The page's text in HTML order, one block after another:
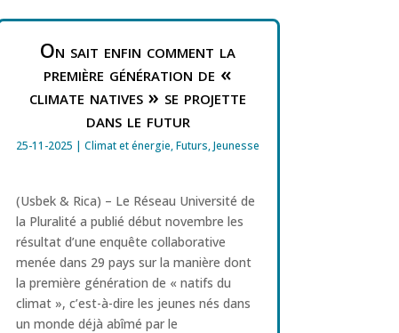
On sait enfin comment la
première génération de «
climate natives » se projette
dans le futur
25-11-2025 | Climat et énergie,Futurs,Jeunesse
(Usbek & Rica) – Le Réseau Université de
la Pluralité a publié début novembre les
résultat d’une enquête collaborative
menée dans 29 pays sur la manière dont
la première génération de « natifs du
climat », c’est-à-dire les jeunes nés dans
un monde déjà abîmé par le